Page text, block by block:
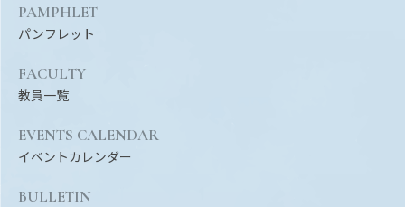
PAMPHLET
パンフレット
FACULTY
教員一覧
EVENTS CALENDAR
イベントカレンダー
BULLETIN